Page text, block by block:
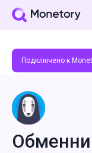
Подключено к